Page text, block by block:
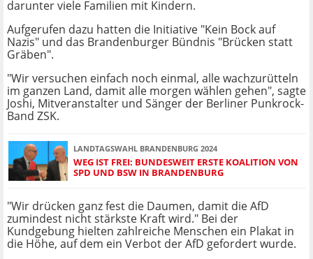
darunter viele Familien mit Kindern.
Aufgerufen dazu hatten die Initiative "Kein Bock auf
Nazis" und das Brandenburger Bündnis "Brücken statt
Gräben".
"Wir versuchen einfach noch einmal, alle wachzurütteln
im ganzen Land, damit alle morgen wählen gehen", sagte
Joshi, Mitveranstalter und Sänger der Berliner Punkrock-
Band ZSK.
LANDTAGSWAHL BRANDENBURG 2024
WEG IST FREI: BUNDESWEIT ERSTE KOALITION VON
SPD UND BSW IN BRANDENBURG
"Wir drücken ganz fest die Daumen, damit die AfD
zumindest nicht stärkste Kraft wird." Bei der
Kundgebung hielten zahlreiche Menschen ein Plakat in
die Höhe, auf dem ein Verbot der AfD gefordert wurde.